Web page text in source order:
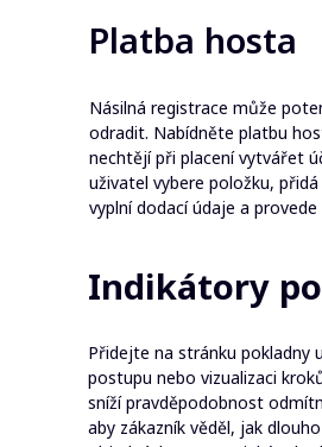
Násilná registrace může
odradit. Nabídněte platbu
nechtějí při placení vytvářet
uživatel vybere položku,
vyplní dodací údaje a provede
Indikátory
Přidejte na stránku pokladny
postupu nebo vizualizaci
sníží pravděpodobnost
aby zákazník věděl, jak
Platba hosta